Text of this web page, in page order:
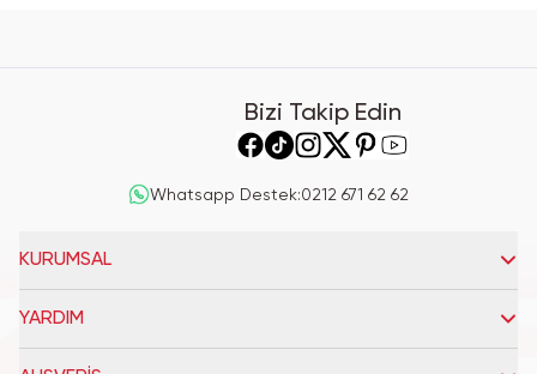
Bizi Takip Edin
Whatsapp Destek:0212 671 62 62
KURUMSAL
YARDIM